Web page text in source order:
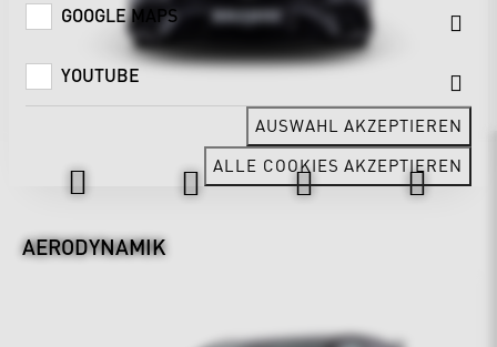
Design & Exterieur
AERODYNAMIK
GOOGLE MAPS
YOUTUBE
AUSWAHL AKZEPTIEREN
ALLE COOKIES AKZEPTIEREN